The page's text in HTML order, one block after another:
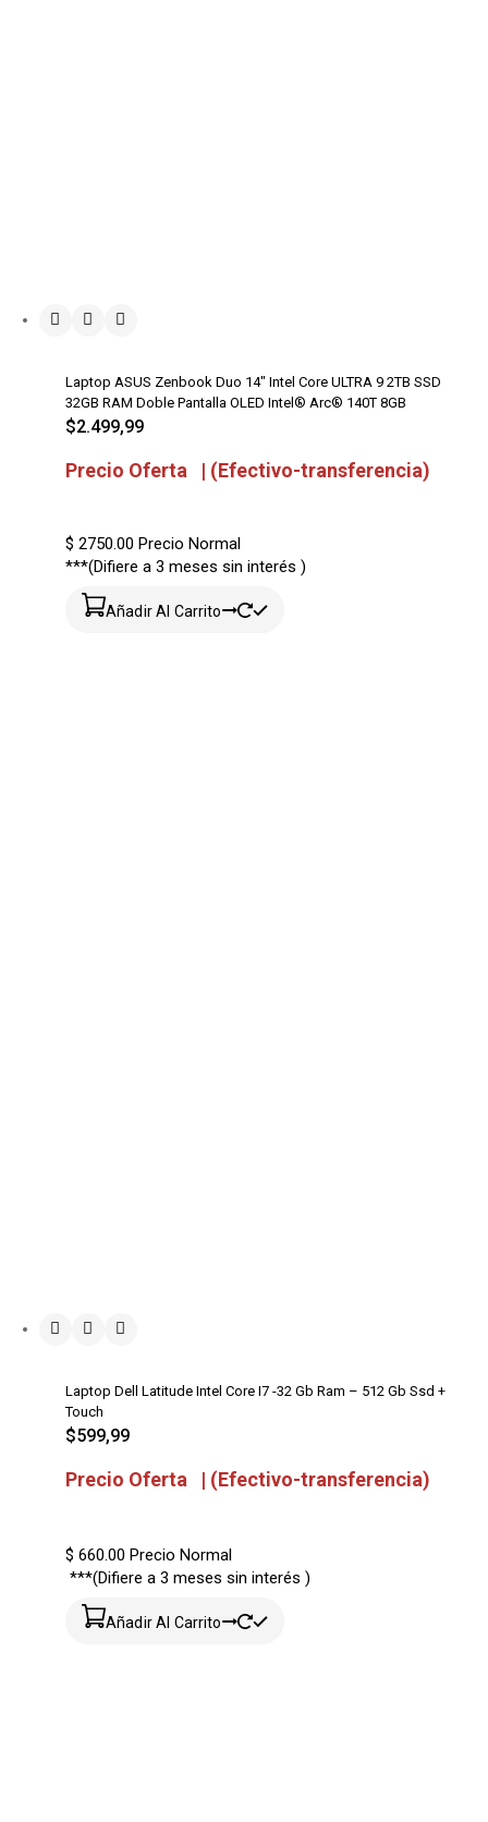
Laptop ASUS Zenbook Duo 14″ Intel Core ULTRA 9 2TB SSD
32GB RAM Doble Pantalla OLED Intel® Arc® 140T 8GB
$2.499,99
Precio Oferta | (Efectivo-transferencia)
$ 2750.00 Precio Normal
***(Difiere a 3 meses sin interés )
Añadir Al Carrito
Laptop Dell Latitude Intel Core I7 -32 Gb Ram – 512 Gb Ssd +
Touch
$599,99
Precio Oferta | (Efectivo-transferencia)
$ 660.00 Precio Normal
***(Difiere a 3 meses sin interés )
Añadir Al Carrito